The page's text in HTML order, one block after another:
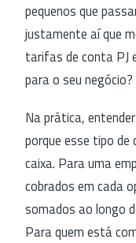
pequenos que
justamente aí que
tarifas de conta PJ
para o seu negócio?
Na prática,
porque esse tipo
caixa. Para uma
cobrados em cada
somados ao longo
Para quem está